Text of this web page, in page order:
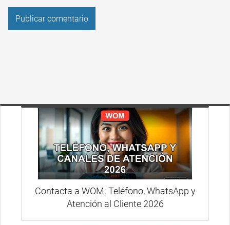
Contacta a WOM: Teléfono, WhatsApp y
Atención al Cliente 2026